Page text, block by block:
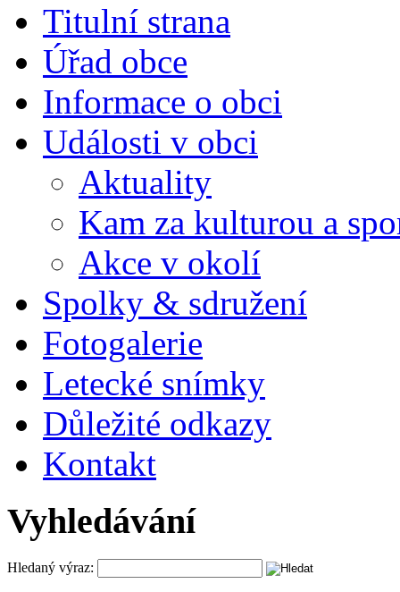
Titulní strana
Úřad obce
Informace o obci
Události v obci
Aktuality
Kam za kulturou a
Akce v okolí
Spolky & sdružení
Fotogalerie
Letecké snímky
Důležité odkazy
Kontakt
Vyhledávání
Hledaný výraz: